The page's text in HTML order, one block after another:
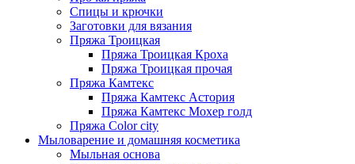
Спицы и крючки
Заготовки для вязания
Пряжа Троицкая
Пряжа Троицкая Кроха
Пряжа Троицкая прочая
Пряжа Камтекс
Пряжа Камтекс Астория
Пряжа Камтекс Мохер голд
Пряжа Color city
Мыловарение и домашняя косметика
Мыльная основа